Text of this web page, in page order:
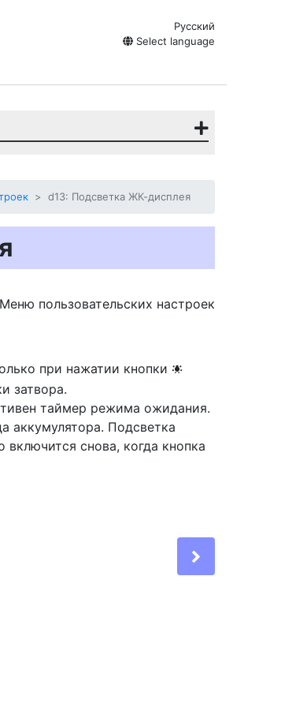
Русский
Select language
d13: Подсветка ЖК-дисплея
Меню пользовательских настроек
при нажатии кнопки D
затвора.
таймер режима ожидания.
аккумулятора. Подсветка
включится снова, когда кнопка